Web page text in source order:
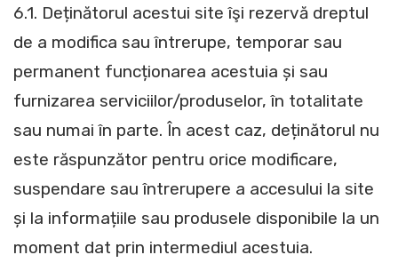
6.1. Deținătorul acestui site îşi rezervă dreptul
de a modifica sau întrerupe, temporar sau
permanent funcționarea acestuia și sau
furnizarea serviciilor/produselor, în totalitate
sau numai în parte. În acest caz, deținătorul nu
este răspunzător pentru orice modificare,
suspendare sau întrerupere a accesului la site
și la informațiile sau produsele disponibile la un
moment dat prin intermediul acestuia.